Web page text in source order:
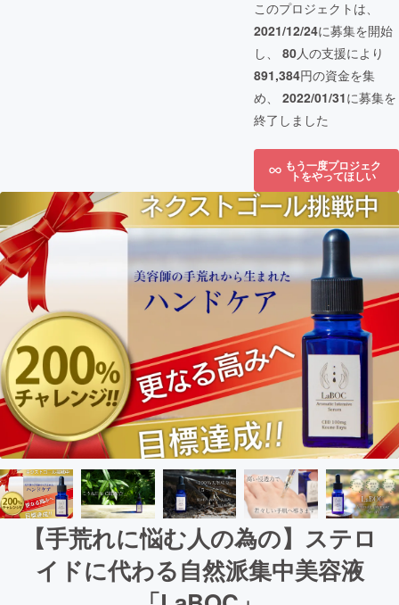
このプロジェクトは、
2021/12/24に募集を開始
し、 80人の支援により
891,384円の資金を集
め、 2022/01/31に募集を
終了しました
もう一度プロジェク
トをやってほしい
【手荒れに悩む人の為の】ステロ
イドに代わる自然派集中美容液